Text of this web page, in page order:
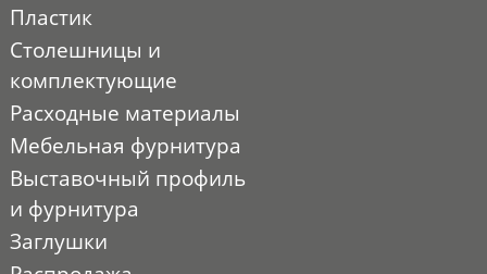
Пластик
Столешницы и
комплектующие
Расходные материалы
Мебельная фурнитура
Выставочный профиль
и фурнитура
Заглушки